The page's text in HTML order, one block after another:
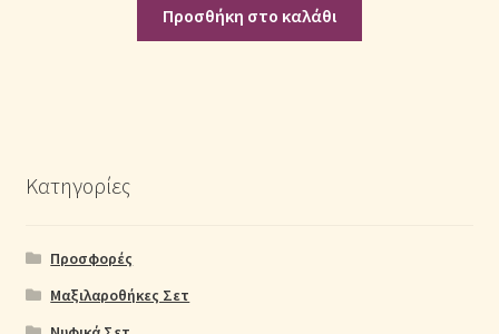
Προσθήκη στο καλάθι
Κατηγορίες
Προσφορές
Μαξιλαροθήκες Σετ